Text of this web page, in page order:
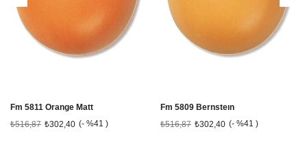
Fm 5811 Orange Matt
₺302,40
₺516,87 %41
Fm 5809 Bernsteın
₺302,40
₺516,87 %41